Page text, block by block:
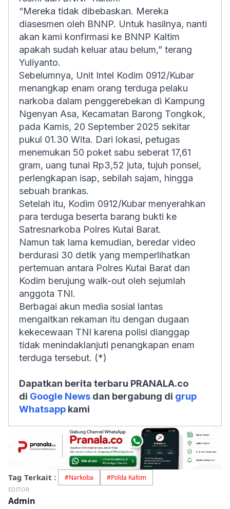
“Mereka tidak dibebaskan. Mereka
diasesmen oleh BNNP. Untuk hasilnya, nanti
akan kami konfirmasi ke BNNP Kaltim
apakah sudah keluar atau belum,” terang
Yuliyanto.
Sebelumnya, Unit Intel Kodim 0912/Kubar
menangkap enam orang terduga pelaku
narkoba dalam penggerebekan di Kampung
Ngenyan Asa, Kecamatan Barong Tongkok,
pada Kamis, 20 September 2025 sekitar
pukul 01.30 Wita. Dari lokasi, petugas
menemukan 50 poket sabu seberat 17,61
gram, uang tunai Rp3,52 juta, tujuh ponsel,
perlengkapan isap, sebilah sajam, hingga
sebuah brankas.
Setelah itu, Kodim 0912/Kubar menyerahkan
para terduga beserta barang bukti ke
Satresnarkoba Polres Kutai Barat.
Namun tak lama kemudian, beredar video
berdurasi 30 detik yang memperlihatkan
pertemuan antara Polres Kutai Barat dan
Kodim berujung walk-out oleh sejumlah
anggota TNI.
Berbagai akun media sosial lantas
mengaitkan rekaman itu dengan dugaan
kekecewaan TNI karena polisi dianggap
tidak menindaklanjuti penangkapan enam
terduga tersebut. (*)
Dapatkan berita terbaru PRANALA.co
di Google News dan bergabung di grup
Whatsapp kami
Tag Terkait : #Narkoba #Polda Kaltim
EDITOR
Admin